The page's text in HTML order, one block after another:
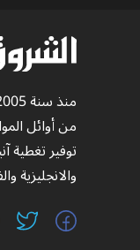
من أوائل
توفير تغطية
والانجليزية